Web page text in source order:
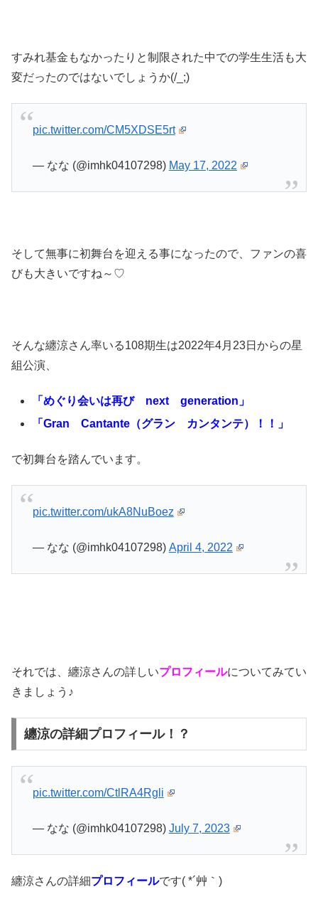
すみれ基金もなかったりと制限された中での学生生活も大
変だったのではないでしょうか(/_;)
pic.twitter.com/CM5XDSE5rt
— なな (@imhk04107298) May 17, 2022
そして無事に初舞台を迎える事になったので、ファンの喜
びも大きいですね～♡
そんな纏涼さん率いる108期生は2022年4月23日からの星
組公演、
「めぐり会いは再び next generation」
「Gran Cantante（グラン カンタンテ）！！」
で初舞台を踏んでいます。
pic.twitter.com/ukA8NuBoez
— なな (@imhk04107298) April 4, 2022
それでは、纏涼さんの詳しいプロフィールについてみてい
きましょう♪
纏涼の詳細プロフィール！？
pic.twitter.com/CtlRA4Rgli
— なな (@imhk04107298) July 7, 2023
纏涼さんの詳細プロフィールです( *´艸｀)